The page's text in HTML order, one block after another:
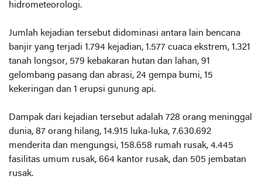
hidrometeorologi.
Jumlah kejadian tersebut didominasi antara lain bencana
banjir yang terjadi 1.794 kejadian, 1.577 cuaca ekstrem, 1.321
tanah longsor, 579 kebakaran hutan dan lahan, 91
gelombang pasang dan abrasi, 24 gempa bumi, 15
kekeringan dan 1 erupsi gunung api.
Dampak dari kejadian tersebut adalah 728 orang meninggal
dunia, 87 orang hilang, 14.915 luka-luka, 7.630.692
menderita dan mengungsi, 158.658 rumah rusak, 4.445
fasilitas umum rusak, 664 kantor rusak, dan 505 jembatan
rusak.